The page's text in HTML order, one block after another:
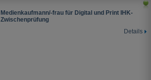
Medienkaufmann/-frau für Digital und Print IHK-
Zwischenprüfung
Details